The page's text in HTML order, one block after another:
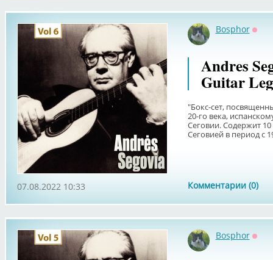
Bosphor
Andres
Guitar
"Бокс-сет,
20-го века,
Сеговии. Содержит
Сеговией в период с
Комментарии (0)
07.08.2022 10:33
Bosphor